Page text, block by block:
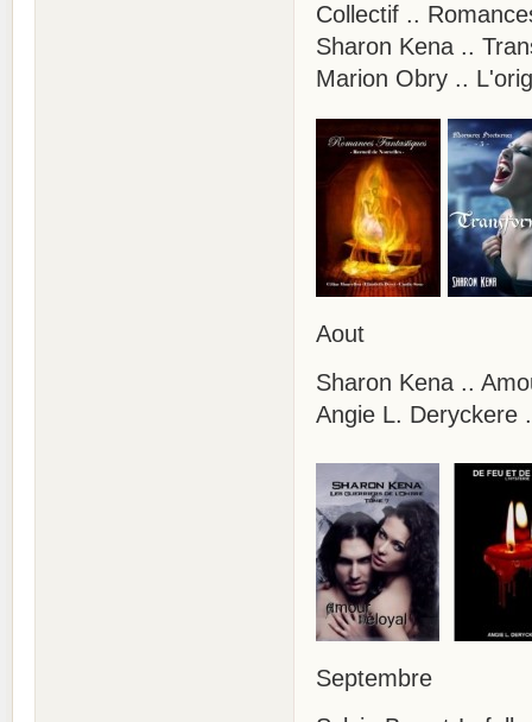
Collectif ..
Sharon Kena ..
Marion Obry ..
Aout
Sharon Kena ..
Angie L. Deryckere
Septembre